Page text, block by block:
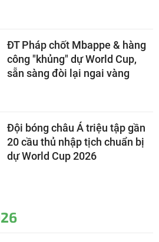
ĐT Pháp chốt Mbappe & hàng
công "khủng" dự World Cup,
sẵn sàng đòi lại ngai vàng
Đội bóng châu Á triệu tập gần
20 cầu thủ nhập tịch chuẩn bị
dự World Cup 2026